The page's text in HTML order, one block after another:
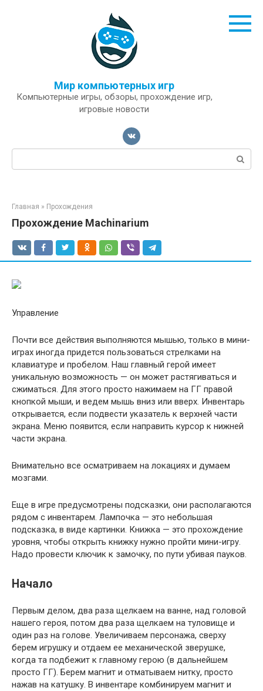
Мир компьютерных игр
Компьютерные игры, обзоры, прохождение игр,
игровые новости
Поиск:
Главная » Прохождения
Прохождение Machinarium
Управление
Почти все действия выполняются мышью, только в мини-
играх иногда придется пользоваться стрелками на
клавиатуре и пробелом. Наш главный герой имеет
уникальную возможность — он может растягиваться и
сжиматься. Для этого просто нажимаем на ГГ правой
кнопкой мыши, и ведем мышь вниз или вверх. Инвентарь
открывается, если подвести указатель к верхней части
экрана. Меню появится, если направить курсор к нижней
части экрана.
Внимательно все осматриваем на локациях и думаем
мозгами.
Еще в игре предусмотрены подсказки, они располагаются
рядом с инвентарем. Лампочка — это небольшая
подсказка, в виде картинки. Книжка — это прохождение
уровня, чтобы открыть книжку нужно пройти мини-игру.
Надо провести ключик к замочку, по пути убивая пауков.
Начало
Первым делом, два раза щелкаем на ванне, над головой
нашего героя, потом два раза щелкаем на туловище и
один раз на голове. Увеличиваем персонажа, сверху
берем игрушку и отдаем ее механической зверушке,
когда та подбежит к главному герою (в дальнейшем
просто ГГ). Берем магнит и отматываем нитку, просто
нажав на катушку. В инвентаре комбинируем магнит и